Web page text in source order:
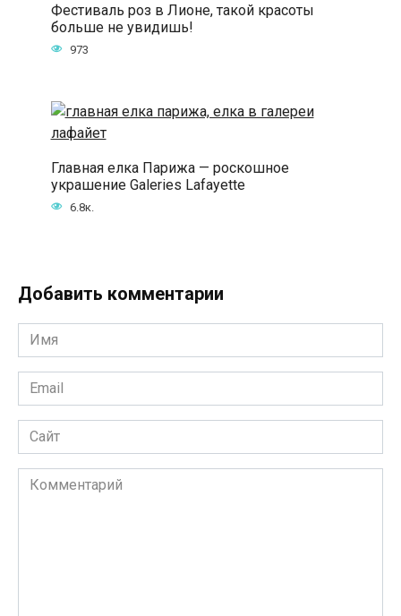
Фестиваль роз в Лионе, такой красоты
больше не увидишь!
973
Главная елка Парижа — роскошное
украшение Galeries Lafayette
6.8к.
Добавить комментарии
Имя
*
Email
*
Сайт
Комментарий